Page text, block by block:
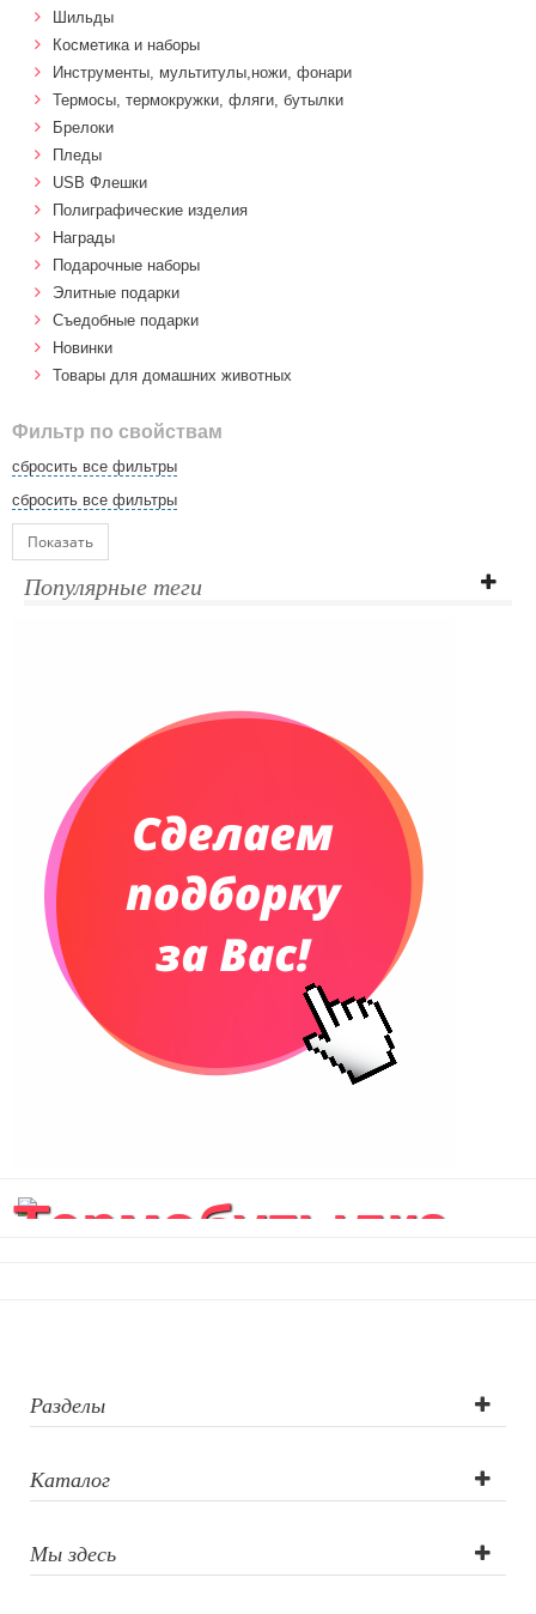
Шильды
Косметика и наборы
Инструменты, мультитулы,ножи, фонари
Термосы, термокружки, фляги, бутылки
Брелоки
Пледы
USB Флешки
Полиграфические изделия
Награды
Подарочные наборы
Элитные подарки
Cъедобные подарки
Новинки
Товары для домашних животных
Фильтр по свойствам
сбросить все фильтры
сбросить все фильтры
Показать
Популярные теги
Термобутылка
Разделы
Каталог
Мы здесь